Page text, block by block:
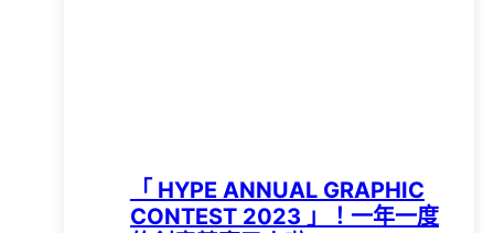
「 HYPE ANNUAL GRAPHIC
CONTEST 2023 」！一年一度